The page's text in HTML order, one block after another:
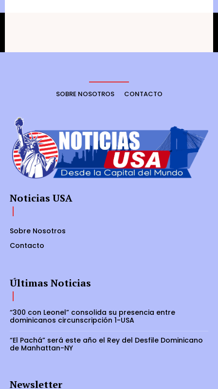
SOBRE NOSOTROS CONTACTO
Noticias USA
Sobre Nosotros
Contacto
Últimas Noticias
“300 con Leonel” consolida su presencia entre
dominicanos circunscripción 1-USA
“El Pachá” será este año el Rey del Desfile Dominicano
de Manhattan-NY
Newsletter